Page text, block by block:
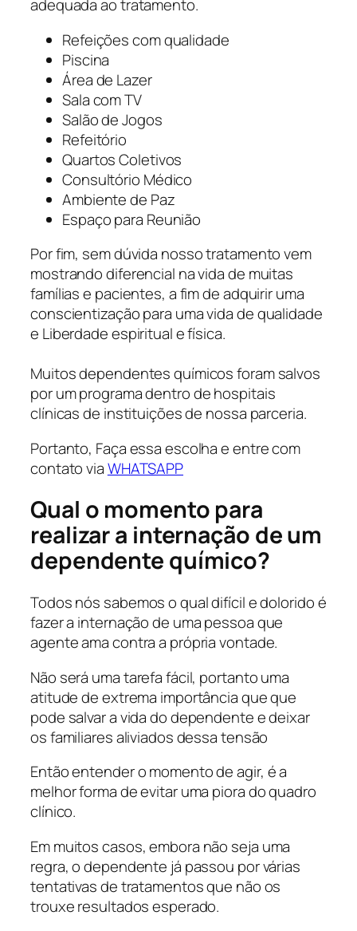
adequada ao tratamento.
Refeições com qualidade
Piscina
Área de Lazer
Sala com TV
Salão de Jogos
Refeitório
Quartos Coletivos
Consultório Médico
Ambiente de Paz
Espaço para Reunião
Por fim, sem dúvida nosso tratamento vem
mostrando diferencial na vida de muitas
famílias e pacientes, a fim de adquirir uma
conscientização para uma vida de qualidade
e Liberdade espiritual e física.
Muitos dependentes químicos foram salvos
por um programa dentro de hospitais
clínicas de instituições de nossa parceria.
Portanto, Faça essa escolha e entre com
contato viaWHATSAPP
Qual o momento para
realizar a internação de um
dependente químico?
Todos nós sabemos o qual difícil e dolorido é
fazer a internação de uma pessoa que
agente ama contra a própria vontade.
Não será uma tarefa fácil, portanto uma
atitude de extrema importância que que
pode salvar a vida do dependente e deixar
os familiares aliviados dessa tensão
Então entender o momento de agir, é a
melhor forma de evitar uma piora do quadro
clínico.
Em muitos casos, embora não seja uma
regra, o dependente já passou por várias
tentativas de tratamentos que não os
trouxe resultados esperado.